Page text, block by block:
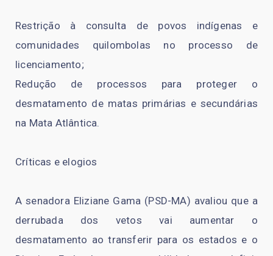
Restrição à consulta de povos indígenas e
comunidades quilombolas no processo de
licenciamento;
Redução de processos para proteger o
desmatamento de matas primárias e secundárias
na Mata Atlântica.
Críticas e elogios
A senadora Eliziane Gama (PSD-MA) avaliou que a
derrubada dos vetos vai aumentar o
desmatamento ao transferir para os estados e o